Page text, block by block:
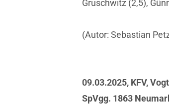
Gruschwitz (2,5),
(Autor: Sebastian
09.03.2025, KFV,
SpVgg. 1863